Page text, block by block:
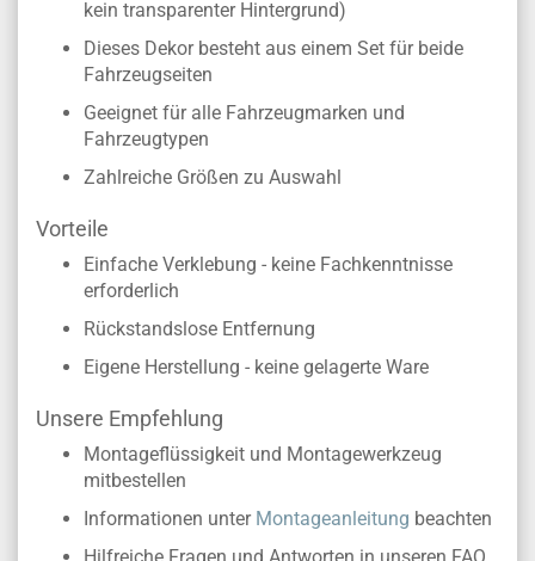
kein transparenter Hintergrund)
Dieses Dekor besteht aus einem Set für beide
Fahrzeugseiten
Geeignet für alle Fahrzeugmarken und
Fahrzeugtypen
Zahlreiche Größen zu Auswahl
Vorteile
Einfache Verklebung - keine Fachkenntnisse
erforderlich
Rückstandslose Entfernung
Eigene Herstellung - keine gelagerte Ware
Unsere Empfehlung
Montageflüssigkeit und Montagewerkzeug
mitbestellen
Informationen unter Montageanleitung beachten